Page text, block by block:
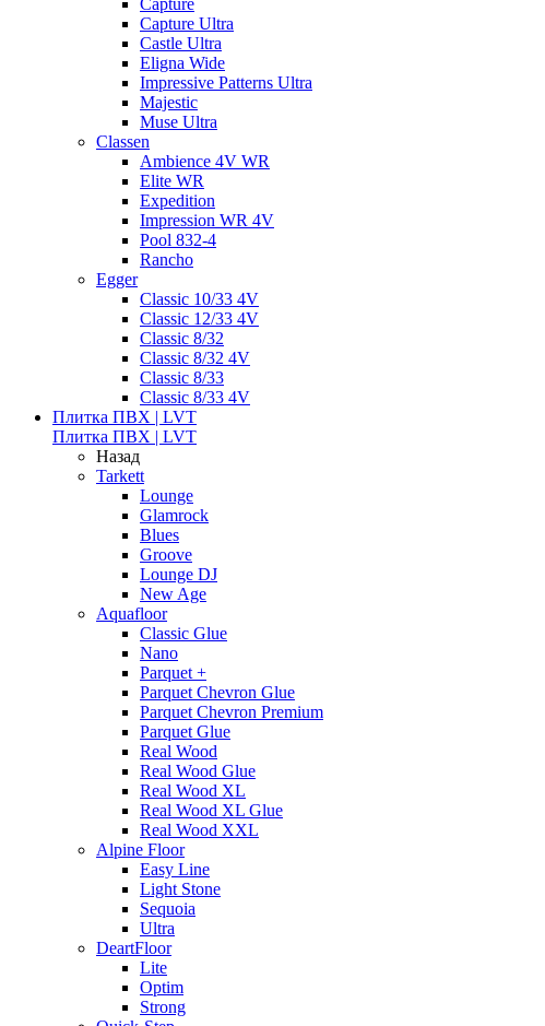
Capture
Capture Ultra
Castle Ultra
Eligna Wide
Impressive Patterns Ultra
Majestic
Muse Ultra
Classen
Ambience 4V WR
Elite WR
Expedition
Impression WR 4V
Pool 832-4
Rancho
Egger
Classic 10/33 4V
Classic 12/33 4V
Classic 8/32
Classic 8/32 4V
Classic 8/33
Classic 8/33 4V
Плитка ПВХ | LVT
Плитка ПВХ | LVT
Назад
Tarkett
Lounge
Glamrock
Blues
Groove
Lounge DJ
New Age
Aquafloor
Classic Glue
Nano
Parquet +
Parquet Chevron Glue
Parquet Chevron Premium
Parquet Glue
Real Wood
Real Wood Glue
Real Wood XL
Real Wood XL Glue
Real Wood XXL
Alpine Floor
Easy Line
Light Stone
Sequoia
Ultra
DeartFloor
Lite
Optim
Strong